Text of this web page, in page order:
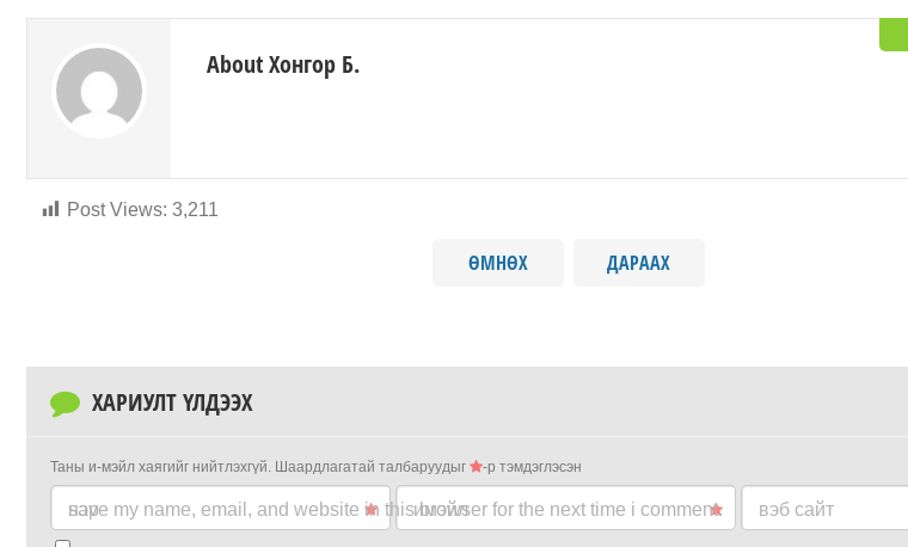
Post Views: 3,211
About Хонгор Б.
ӨМНӨХ ДАРААХ
ХАРИУЛТ ҮЛДЭЭХ
Таны и-мэйл хаягийг нийтлэхгүй. Шаардлагатай талбаруудыг -р тэмдэглэсэн
нэр имэйл вэб сайт
save my name, email, and website in this browser for the next time i comment.